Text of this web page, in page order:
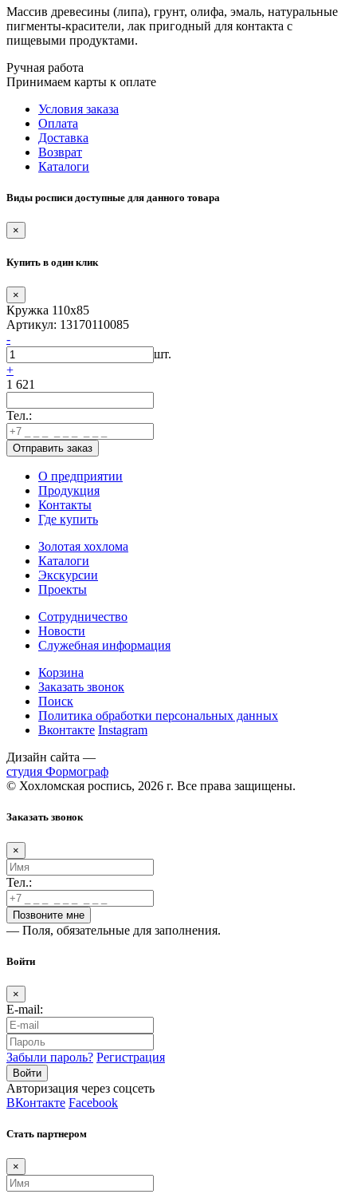
Массив древесины (липа), грунт, олифа, эмаль, натуральные
пигменты-красители, лак пригодный для контакта с
пищевыми продуктами.
Ручная работа
Принимаем карты к оплате
Условия заказа
Оплата
Доставка
Возврат
Каталоги
Виды росписи доступные для данного товара
×
Купить в один клик
×
Кружка 110х85
Артикул: 13170110085
-
шт.
+
1 621
Тел.:
О предприятии
Продукция
Контакты
Где купить
Золотая хохлома
Каталоги
Экскурсии
Проекты
Сотрудничество
Новости
Служебная информация
Корзина
Заказать звонок
Поиск
Политика обработки персональных данных
Вконтакте Instagram
Дизайн сайта —
студия Формограф
© Хохломская роспись, 2026 г. Все права защищены.
Заказать звонок
×
Тел.:
— Поля, обязательные для заполнения.
Войти
×
E-mail:
Забыли пароль? Регистрация
Авторизация через соцсеть
ВКонтакте Facebook
Стать партнером
×